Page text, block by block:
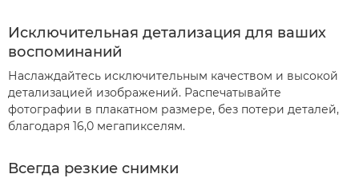
Исключительная детализация для ваших
воспоминаний
Наслаждайтесь исключительным качеством и высокой
детализацией изображений. Распечатывайте
фотографии в плакатном размере, без потери деталей,
благодаря 16,0 мегапикселям.
Всегда резкие снимки